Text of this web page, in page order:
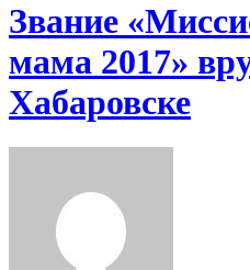
Звание
мама 2017»
Хабаровске